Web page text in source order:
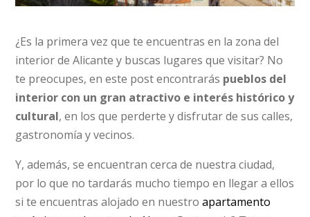
¿Es la primera vez que te encuentras en la zona del
interior de Alicante y buscas lugares que visitar? No
te preocupes, en este post encontrarás pueblos del
interior con un gran atractivo e interés histórico y
cultural, en los que perderte y disfrutar de sus calles,
gastronomía y vecinos.
Y, además, se encuentran cerca de nuestra ciudad,
por lo que no tardarás mucho tiempo en llegar a ellos
si te encuentras alojado en nuestroapartamento